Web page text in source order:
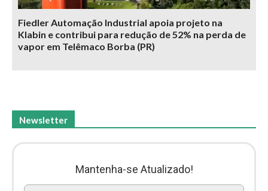
Fiedler Automação Industrial apoia projeto na
Klabin e contribui para redução de 52% na perda de
vapor em Telêmaco Borba (PR)
Newsletter
Mantenha-se Atualizado!